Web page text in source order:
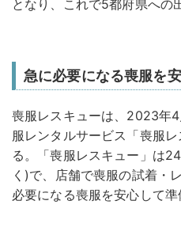
となり、これで5都府県への
急に必要になる喪服を
喪服レスキューは、2023年
服レンタルサービス「喪服
る。「喪服レスキュー」は
く)で、店舗で喪服の試着・
必要になる喪服を安心して準